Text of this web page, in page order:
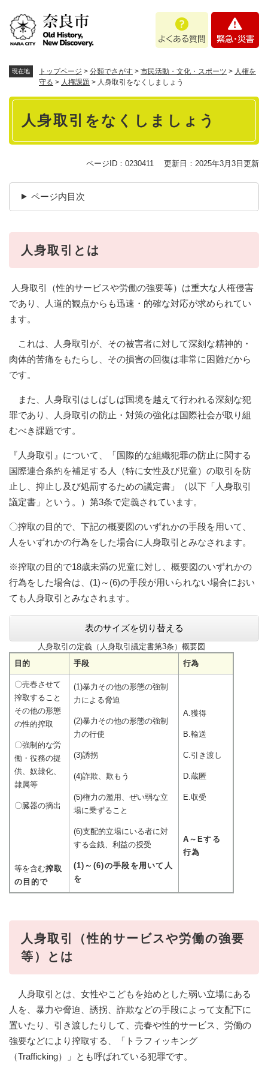
あ
問
・
現在地 トップページ > 分類でさがす > 市民活動・文化・スポーツ > 人権を
守る > 人権課題 > 人身取引をなくしましょう
本
人身取引をなくしましょう
ページID：0230411 更新日：2025年3月3日更新
ページ内目次
人身取引とは
人身取引（性的サービスや労働の強要等）は重大な人権侵害
であり、人道的観点からも迅速・的確な対応が求められてい
ます。
これは、人身取引が、その被害者に対して深刻な精神的・
肉体的苦痛をもたらし、その損害の回復は非常に困難だから
です。
また、人身取引はしばしば国境を越えて行われる深刻な犯
罪であり、人身取引の防止・対策の強化は国際社会が取り組
むべき課題です。
『人身取引』について、「国際的な組織犯罪の防止に関する
国際連合条約を補足する人（特に女性及び児童）の取引を防
止し、抑止し及び処罰するための議定書」（以下「人身取引
議定書」という。）第3条で定義されています。
〇搾取の目的で、下記の概要図のいずれかの手段を用いて、
人をいずれかの行為をした場合に人身取引とみなされます。
※搾取の目的で18歳未満の児童に対し、概要図のいずれかの
行為をした場合は、(1)～(6)の手段が用いられない場合におい
ても人身取引とみなされます。
表のサイズを切り替える
人身取引の定義（人身取引議定書第3条）概要図
目的
手段 行為
〇売春させて
搾取すること
その他の形態
の性的搾取
〇強制的な労
働・役務の提
供、奴隷化、
隷属等
〇臓器の摘出
等を含む搾取
の目的で
(1)暴力その他の形態の強制
力による脅迫
(2)暴力その他の形態の強制
力の行使
(3)誘拐
(4)詐欺、欺もう
(5)権力の濫用、ぜい弱な立
場に乗ずること
(6)支配的立場にいる者に対
する金銭、利益の授受
(1)～(6)の手段を用いて人
を
A.獲得
B.輸送
C.引き渡し
D.蔵匿
E.収受
A～Eする
行為
人身取引（性的サービスや労働の強要
等）とは
人身取引とは、女性やこどもを始めとした弱い立場にある
人を、暴力や脅迫、誘拐、詐欺などの手段によって支配下に
置いたり、引き渡したりして、売春や性的サービス、労働の
強要などにより搾取する、「トラフィッキング
（Trafficking）」とも呼ばれている犯罪です。